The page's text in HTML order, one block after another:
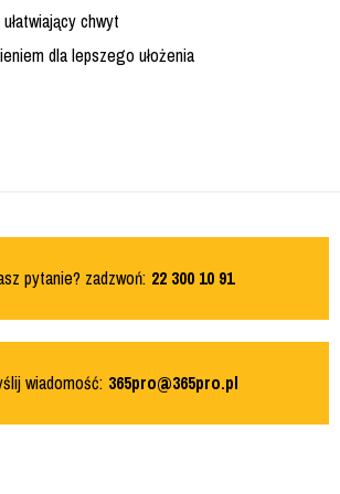
chwyt
dla lepszego ułożenia
pytanie? zadzwoń: 22 300 10 91
wiadomość: 365pro@365pro.pl